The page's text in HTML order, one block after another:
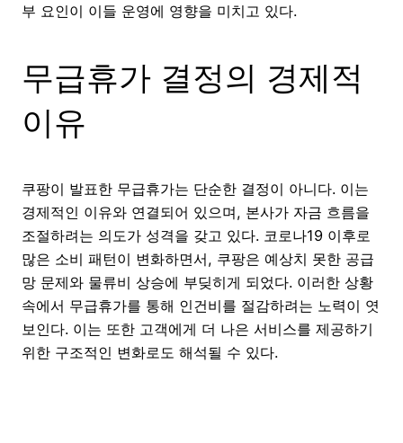
부 요인이 이들 운영에 영향을 미치고 있다.
무급휴가 결정의 경제적
이유
쿠팡이 발표한 무급휴가는 단순한 결정이 아니다. 이는
경제적인 이유와 연결되어 있으며, 본사가 자금 흐름을
조절하려는 의도가 성격을 갖고 있다. 코로나19 이후로
많은 소비 패턴이 변화하면서, 쿠팡은 예상치 못한 공급
망 문제와 물류비 상승에 부딪히게 되었다. 이러한 상황
속에서 무급휴가를 통해 인건비를 절감하려는 노력이 엿
보인다. 이는 또한 고객에게 더 나은 서비스를 제공하기
위한 구조적인 변화로도 해석될 수 있다.